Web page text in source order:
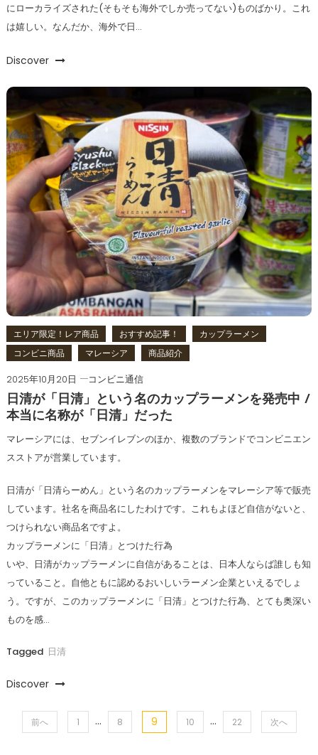
にローカライズされた(そもそも海外でしか売ってない)ものばかり。これ
は嬉しい。なんだか、海外で日…
Discover
エリア限定！レア商品 おすすめ記事！
カップラーメン
コンビニ商品
マレーシア 商品紹介
2025年10月20日
コンビニ通信
日清が「日清」という名のカップラーメンを発売中 /
本当に名称が「日清」だった
マレーシアには、セブンイレブンのほか、複数のブランドでコンビニエン
スストアが営業しています。
日清が「日清らーめん」という名のカップラーメンをマレーシア等で販売
しています。社名を商品名にしたわけです。これもよほど自信がないと、
つけられない商品名ですよ。
カップラーメンに「日清」とつけた行為
いや、日清がカップラーメンに自信があることは、日本人ならば誰しも知
っていること。自他ともに認めるおいしいラーメン企業といえるでしょ
う。ですが、このカップラーメンに「日清」とつけた行為、とても奥深い
ものを感…
Tagged 日清
Discover
投 前へ 1 … 8 9 10 … 22 次へ